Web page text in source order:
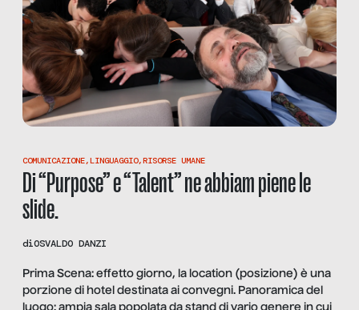
COMUNICAZIONE,LINGUAGGIO,RISORSE UMANE
Di “Purpose” e “Talent” ne abbiam piene le
slide.
diOSVALDO DANZI
Prima Scena: effetto giorno, la location (posizione) è una
porzione di hotel destinata ai convegni. Panoramica del
luogo: ampia sala popolata da stand di vario genere in cui